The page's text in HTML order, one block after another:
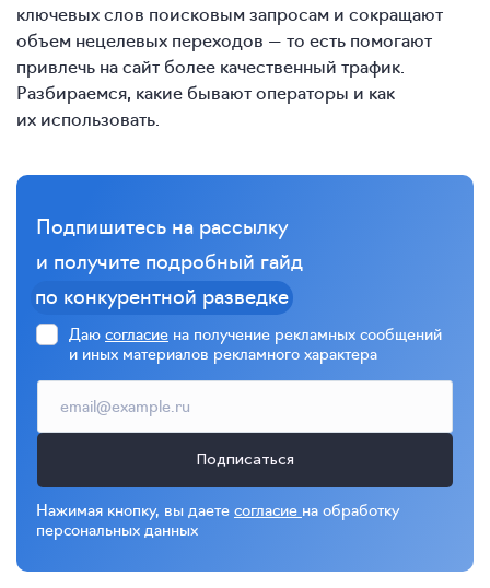
ключевых слов поисковым запросам и сокращают
объем нецелевых переходов — то есть помогают
привлечь на сайт более качественный трафик.
Разбираемся, какие бывают операторы и как
их использовать.
Подпишитесь на рассылку
и получите подробный гайд
по конкурентной разведке
Даю согласие на получение рекламных сообщений
и иных материалов рекламного характера
Подписаться
Нажимая кнопку, вы даете согласие на обработку
персональных данных